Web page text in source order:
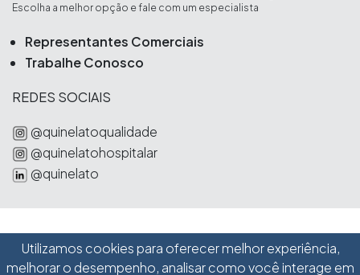
Escolha a melhor opção e fale com um especialista
Representantes Comerciais
Trabalhe Conosco
REDES SOCIAIS
@quinelatoqualidade
@quinelatohospitalar
@quinelato
Schobell Industrial Ltda
Utilizamos cookies para oferecer melhor experiência,
melhorar o desempenho, analisar como você interage em